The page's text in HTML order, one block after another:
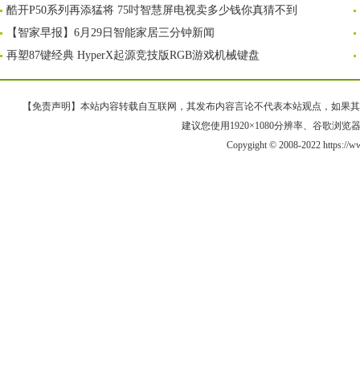
酷开P50系列再添猛将 75吋智慧屏电视卖多少钱你真猜不到
【智家早报】6月29日智能家居三分钟新闻
再塑87键经典 HyperX起源竞技版RGB游戏机械键盘
【免责声明】本站内容转载自互联网，其发布内容言论不代表本站观点，如果
建议您使用1920×1080分辨率、谷歌浏览
Copygight © 2008-2022 https://